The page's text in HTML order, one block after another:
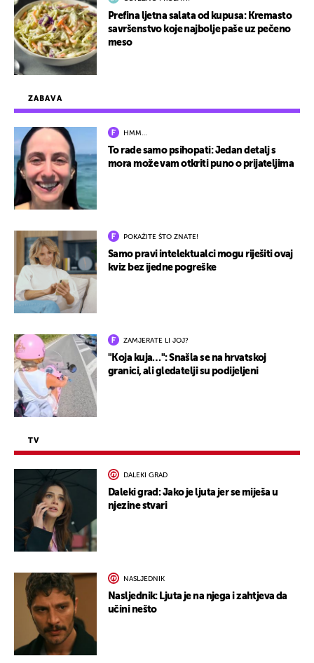
ZABAVA
HMM…
To rade samo psihopati: Jedan detalj s
mora može vam otkriti puno o prijateljima
POKAŽITE ŠTO ZNATE!
Samo pravi intelektualci mogu riješiti ovaj
kviz bez ijedne pogreške
ZAMJERATE LI JOJ?
"Koja kuja…": Snašla se na hrvatskoj
granici, ali gledatelji su podijeljeni
TV
DALEKI GRAD
Daleki grad: Jako je ljuta jer se miješa u
njezine stvari
NASLJEDNIK
Nasljednik: Ljuta je na njega i zahtjeva da
učini nešto
Prefina ljetna salata od kupusa: Kremasto
savršenstvo koje najbolje paše uz pečeno
meso